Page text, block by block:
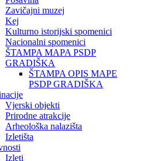
Zavičajni muzej
Kej
Kulturno istorijski spomenici
Nacionalni spomenici
ŠTAMPA MAPA PSDP
GRADIŠKA
ŠTAMPA OPIS MAPE
PSDP GRADIŠKA
Vjerski objekti
Prirodne atrakcije
Arheološka nalazišta
Izletišta
Izleti